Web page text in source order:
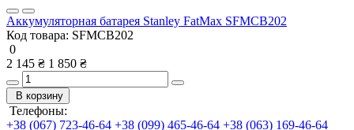
Аккумуляторная батарея Stanley FatMax SFMCB202
Код товара: SFMCB202
0
2 145 ₴ 1 850 ₴
В корзину
Телефоны:
+38 (067) 723-46-64 +38 (099) 465-46-64 +38 (063) 169-46-64